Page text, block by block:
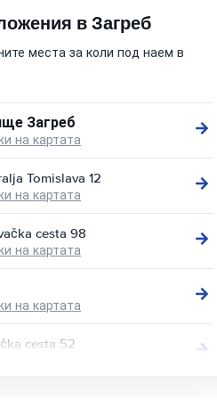
в Загреб
места за коли под наем в
Загреб
на картата
Tomislava 12
на картата
cesta 98
на картата
на картата
cesta 52